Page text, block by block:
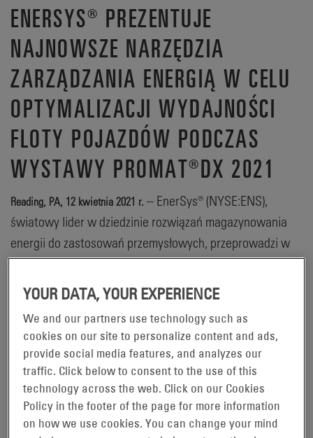
ENERSYS® PREZENTUJE
NAJNOWSZE NARZĘDZIA
ZARZĄDZANIA ENERGIĄ W CELU
OPTYMALIZACJI WYDAJNOŚCI
FLOTY POJAZDÓW PODCZAS
WYSTAWY PROMAT®DX 2021
Reading, PA, 12 kwietnia 2021 r. – EnerSys® (NYSE:ENS),
światowy lider w dziedzinie rozwiązań magazynowania
energii do zastosowań przemysłowych, przeprowadzi w
tym tygodniu dwie wirtualne demonstracje produktów w
trakcie wystawy ProMat® Digital Experience
(ProMat®DX), wykorzystując do tego celu własne
oprogramowanie modelujące EnerSys® EnSite™ oraz
zbiór narzędzi zarządzania energią. Każda 15-minutowa
prezentacja wideo będzie prowadzona na stronie
prezentacji sponsora EnerSys, a uczestnicy będą mogli
przesyłać swoje pytania prezenterowi przed
zakończeniem poszczególnych demonstracji podczas
YOUR DATA, YOUR EXPERIENCE
We and our partners use technology such as
cookies on our site to personalize content and ads,
provide social media features, and analyzes our
traffic. Click below to consent to the use of this
technology across the web. Click on our Cookies
Policy in the footer of the page for more information
on how we use cookies. You can change your mind